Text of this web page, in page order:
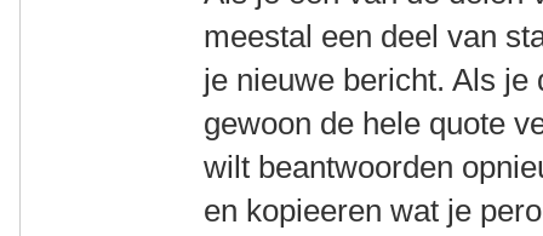
meestal een deel van
je nieuwe bericht. Als je
gewoon de hele quote
wilt beantwoorden
en kopieeren wat je